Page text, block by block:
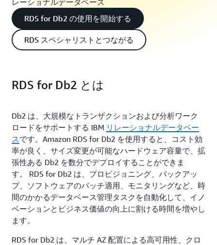
レーショナルデータベース
RDS for Db2 の使用を開始する
RDS スペシャリストとつながる
RDS for Db2 とは
Db2 は、大規模なトランザクションおよび分析ワーク
ロードをサポートする IBM リレーショナルデータベー
スです。Amazon RDS for Db2 を使用すると、コスト効
率が良く、サイズ変更が可能なハードウェア容量で、拡
張性ある Db2 を数分でデプロイすることができま
す。 RDS for Db2 は、プロビジョニング、バックアッ
プ、ソフトウェアのパッチ適用、モニタリングなど、時
間のかかるデータベース管理タスクを自動化して、イノ
ベーションとビジネス価値の向上に割ける時間を増やし
ます。
RDS for Db2 は、マルチ AZ 配置による高可用性、クロ